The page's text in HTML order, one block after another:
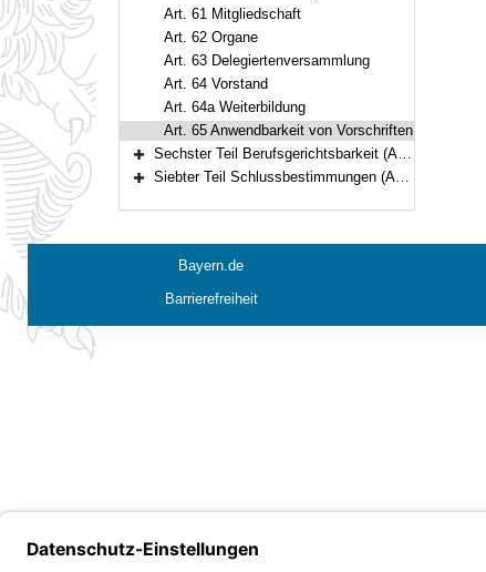
Art. 61 Mitgliedschaft
Art. 62 Organe
Art. 63 Delegiertenversammlung
Art. 64 Vorstand
Art. 64a Weiterbildung
Art. 65 Anwendbarkeit von Vorschriften
Bereich erweitern
Sechster Teil Berufsgerichtsbarkeit (Art. 66–102)
Siebter Teil Schlussbestimmungen (Art. 103)
Bayern.de
Barrierefreiheit